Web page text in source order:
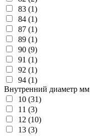
83 (1)
84 (1)
87 (1)
89 (1)
90 (9)
91 (1)
92 (1)
94 (1)
Внутренний диаметр мм
10 (31)
11 (3)
12 (10)
13 (3)